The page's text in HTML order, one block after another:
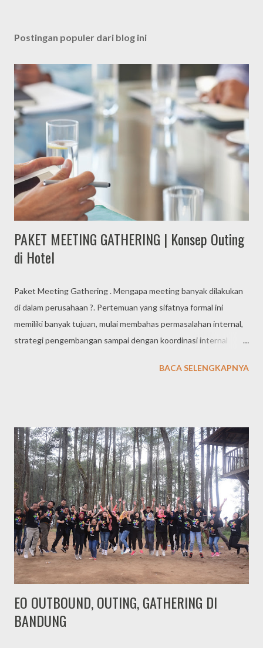
Postingan populer dari blog ini
PAKET MEETING GATHERING | Konsep Outing
di Hotel
Paket Meeting Gathering . Mengapa meeting banyak dilakukan
di dalam perusahaan ?. Pertemuan yang sifatnya formal ini
memiliki banyak tujuan, mulai membahas permasalahan internal,
strategi pengembangan sampai dengan koordinasi internal
kegiatan meeting ini dapat terselenggara dengan baik dan
membuat daftar / list permasalahan yang harus dikoordinasikan.
Pasti akan sangat banyak sekali dan memang penting untuk
dilakukan meeting. PAKET MEETING DENGAN KONSEP
OUTING Kegiatan meeting reguler yang biasanya dilakukan
harian atau mingguan, pada umumnya cukup dilaksanakan di
kantor. Namun untuk agenda pertemuan meeting tahunan atau
dengan peserta dari kota yang berbeda, perlu dikemas dengan
konsep outing. Hal ini lebih efektif, sekaligus memberikan
penyegara...
BACA SELENGKAPNYA
EO OUTBOUND, OUTING, GATHERING DI
BANDUNG